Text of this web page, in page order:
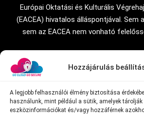
Hozzájárulás
A legjobb felhasználói élmény biztosítása
használunk, mint például a sütik, amelyek tárolják
eszközinformációkat és/vagy hozzáférnek
Európai Oktatási és Kulturális
(EACEA) hivatalos álláspontjával. Sem
sem az EACEA nem vonható